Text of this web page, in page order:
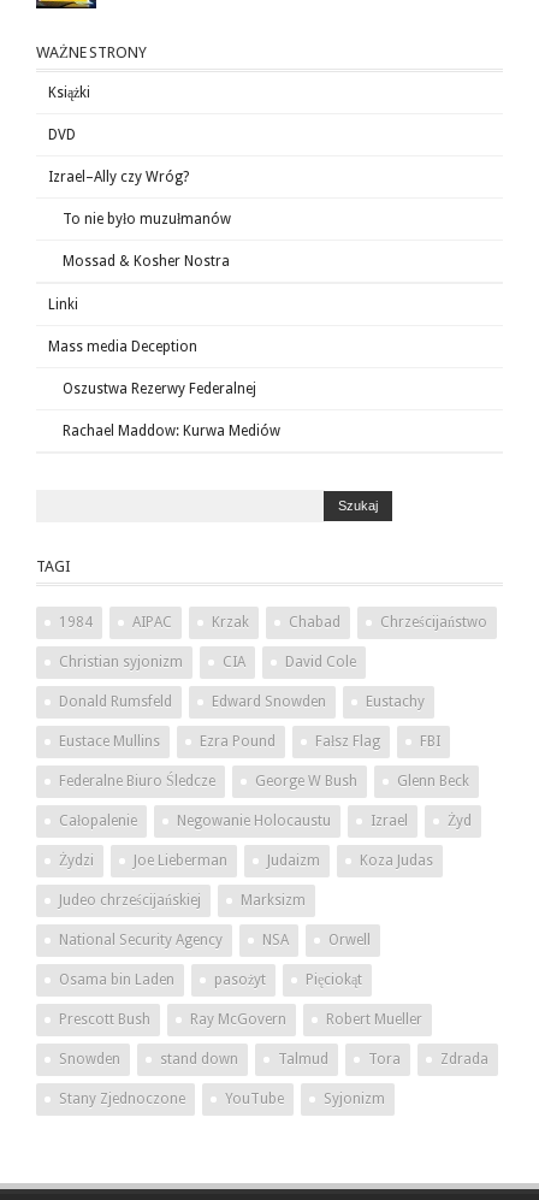
WAŻNE STRONY
Książki
DVD
Izrael–Ally czy Wróg?
To nie było muzułmanów
Mossad & Kosher Nostra
Linki
Mass media Deception
Oszustwa Rezerwy Federalnej
Rachael Maddow: Kurwa Mediów
TAGI
1984 AIPAC Krzak Chabad Chrześcijaństwo
Christian syjonizm CIA David Cole
Donald Rumsfeld Edward Snowden Eustachy
Eustace Mullins Ezra Pound Fałsz Flag FBI
Federalne Biuro Śledcze George W Bush Glenn Beck
Całopalenie Negowanie Holocaustu Izrael Żyd
Żydzi Joe Lieberman Judaizm Koza Judas
Judeo chrześcijańskiej Marksizm
National Security Agency NSA Orwell
Osama bin Laden pasożyt Pięciokąt
Prescott Bush Ray McGovern Robert Mueller
Snowden stand down Talmud Tora Zdrada
Stany Zjednoczone YouTube Syjonizm